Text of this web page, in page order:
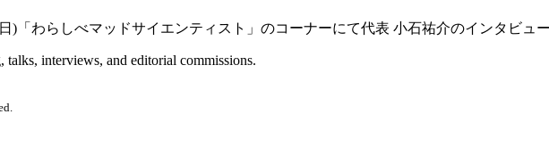
)「わらしべマッドサイエンティスト」のコーナーにて代表 小石祐介のインタビュ
interviews, and editorial commissions.